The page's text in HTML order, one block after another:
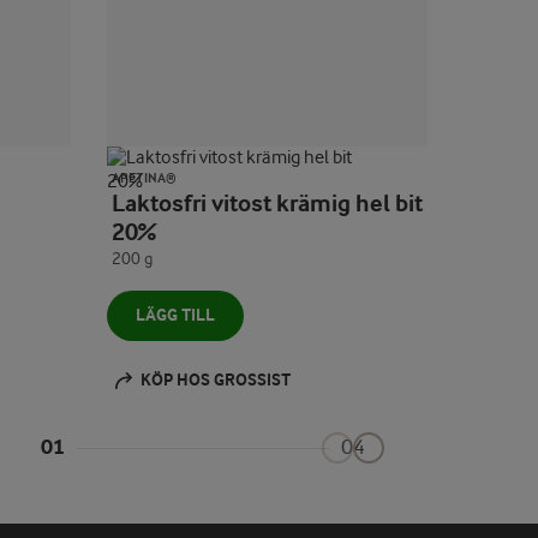
APETINA®
Laktosfri vitost krämig hel bit
20%
200 g
LÄGG TILL
KÖP HOS GROSSIST
01 04